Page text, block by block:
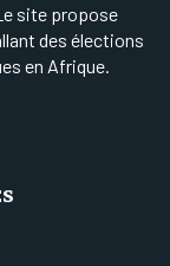
site propose
des élections
en Afrique.